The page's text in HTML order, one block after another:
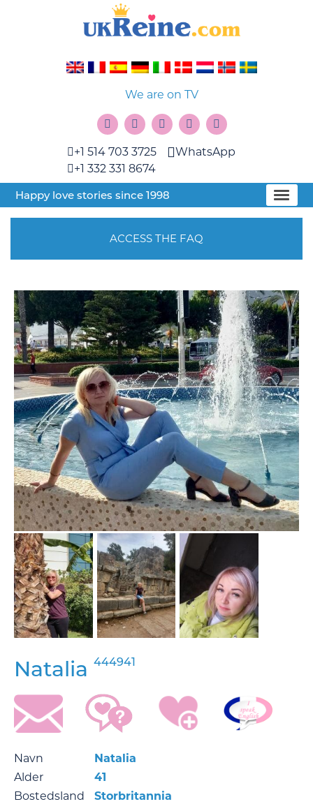
We are on TV
+1 514 703 3725
+1 332 331 8674
WhatsApp
Happy love stories since 1998
ACCESS THE FAQ
Natalia 444941
Navn
Natalia
Alder
41
Bostedsland
Storbritannia